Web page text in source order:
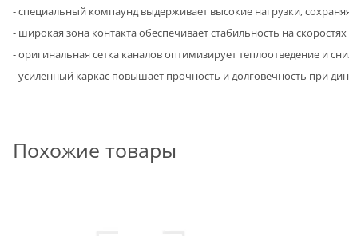
- специальный компаунд выдерживает высокие нагрузки,
- широкая зона контакта обеспечивает стабильность на
- оригинальная сетка каналов оптимизирует теплоотведение и
- усиленный каркас повышает прочность и долговечность при
Похожие товары